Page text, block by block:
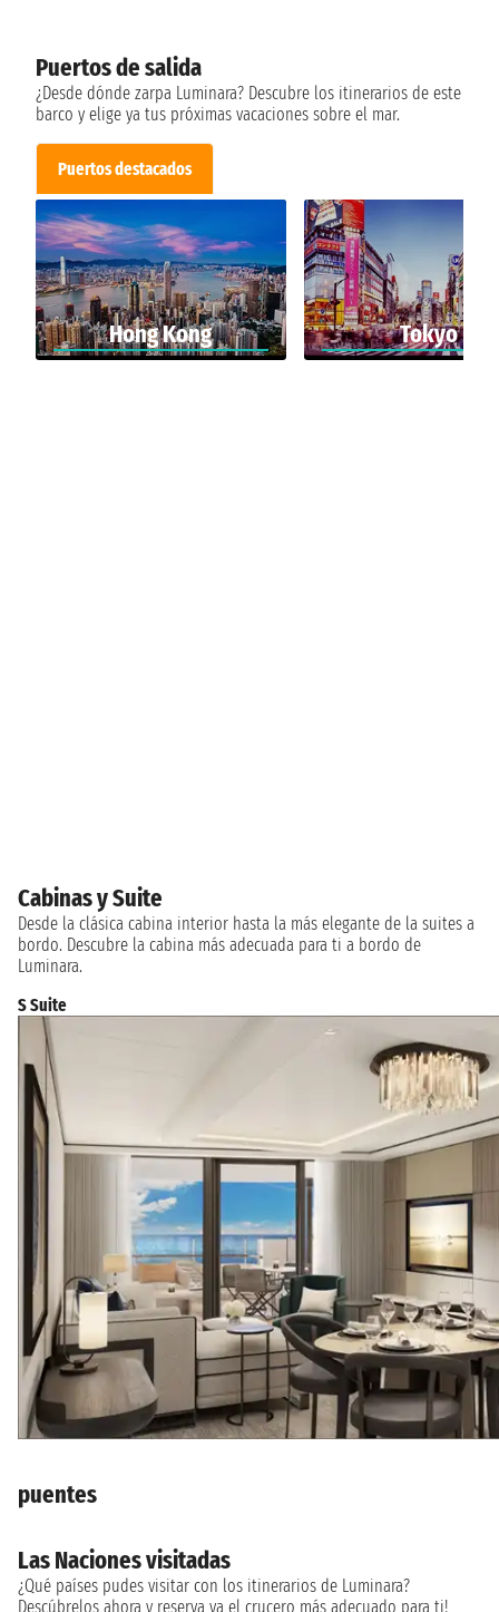
Puertos de salida
¿Desde dónde zarpa Luminara? Descubre los itinerarios de este
barco y elige ya tus próximas vacaciones sobre el mar.
Puertos destacados
Hong Kong Tokyo
Cabinas y Suite
Desde la clásica cabina interior hasta la más elegante de la suites a
bordo. Descubre la cabina más adecuada para ti a bordo de
Luminara.
S Suite
puentes
Las Naciones visitadas
¿Qué países pudes visitar con los itinerarios de Luminara?
Descúbrelos ahora y reserva ya el crucero más adecuado para ti!